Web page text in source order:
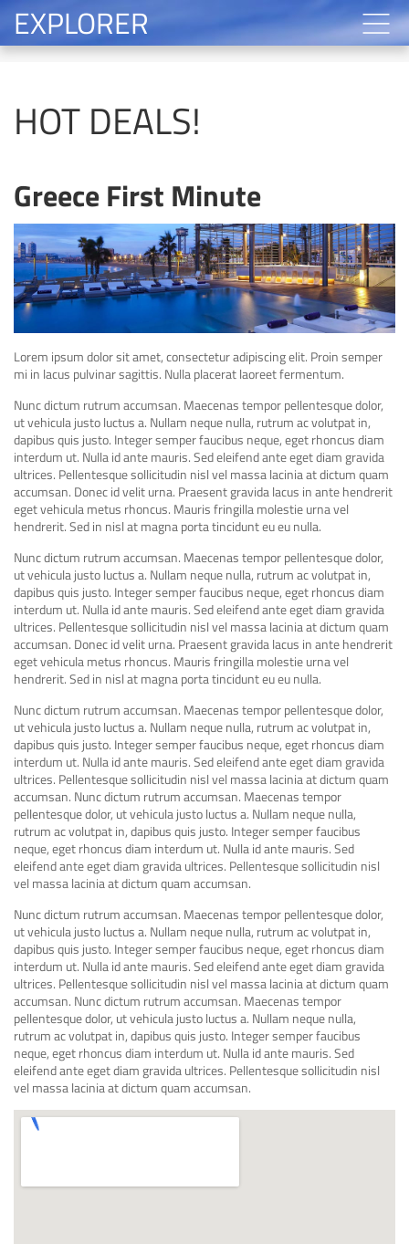
EXPLORER
HOT DEALS!
Greece First Minute
Lorem ipsum dolor sit amet, consectetur adipiscing elit. Proin semper
mi in lacus pulvinar sagittis. Nulla placerat laoreet fermentum.
Nunc dictum rutrum accumsan. Maecenas tempor pellentesque dolor,
ut vehicula justo luctus a. Nullam neque nulla, rutrum ac volutpat in,
dapibus quis justo. Integer semper faucibus neque, eget rhoncus diam
interdum ut. Nulla id ante mauris. Sed eleifend ante eget diam gravida
ultrices. Pellentesque sollicitudin nisl vel massa lacinia at dictum quam
accumsan. Donec id velit urna. Praesent gravida lacus in ante hendrerit
eget vehicula metus rhoncus. Mauris fringilla molestie urna vel
hendrerit. Sed in nisl at magna porta tincidunt eu eu nulla.
Nunc dictum rutrum accumsan. Maecenas tempor pellentesque dolor,
ut vehicula justo luctus a. Nullam neque nulla, rutrum ac volutpat in,
dapibus quis justo. Integer semper faucibus neque, eget rhoncus diam
interdum ut. Nulla id ante mauris. Sed eleifend ante eget diam gravida
ultrices. Pellentesque sollicitudin nisl vel massa lacinia at dictum quam
accumsan. Donec id velit urna. Praesent gravida lacus in ante hendrerit
eget vehicula metus rhoncus. Mauris fringilla molestie urna vel
hendrerit. Sed in nisl at magna porta tincidunt eu eu nulla.
Nunc dictum rutrum accumsan. Maecenas tempor pellentesque dolor,
ut vehicula justo luctus a. Nullam neque nulla, rutrum ac volutpat in,
dapibus quis justo. Integer semper faucibus neque, eget rhoncus diam
interdum ut. Nulla id ante mauris. Sed eleifend ante eget diam gravida
ultrices. Pellentesque sollicitudin nisl vel massa lacinia at dictum quam
accumsan. Nunc dictum rutrum accumsan. Maecenas tempor
pellentesque dolor, ut vehicula justo luctus a. Nullam neque nulla,
rutrum ac volutpat in, dapibus quis justo. Integer semper faucibus
neque, eget rhoncus diam interdum ut. Nulla id ante mauris. Sed
eleifend ante eget diam gravida ultrices. Pellentesque sollicitudin nisl
vel massa lacinia at dictum quam accumsan.
Nunc dictum rutrum accumsan. Maecenas tempor pellentesque dolor,
ut vehicula justo luctus a. Nullam neque nulla, rutrum ac volutpat in,
dapibus quis justo. Integer semper faucibus neque, eget rhoncus diam
interdum ut. Nulla id ante mauris. Sed eleifend ante eget diam gravida
ultrices. Pellentesque sollicitudin nisl vel massa lacinia at dictum quam
accumsan. Nunc dictum rutrum accumsan. Maecenas tempor
pellentesque dolor, ut vehicula justo luctus a. Nullam neque nulla,
rutrum ac volutpat in, dapibus quis justo. Integer semper faucibus
neque, eget rhoncus diam interdum ut. Nulla id ante mauris. Sed
eleifend ante eget diam gravida ultrices. Pellentesque sollicitudin nisl
vel massa lacinia at dictum quam accumsan.